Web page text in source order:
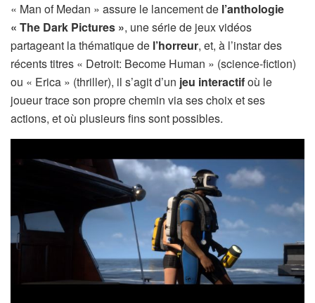
« Man of Medan » assure le lancement de l’anthologie
« The Dark Pictures », une série de jeux vidéos
partageant la thématique de l’horreur, et, à l’instar des
récents titres « Detroit: Become Human » (science-fiction)
ou « Erica » (thriller), il s’agit d’un jeu interactifoù le
joueur trace son propre chemin via ses choix et ses
actions, et où plusieurs fins sont possibles.